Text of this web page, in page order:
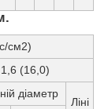
см2)
1,6 (16,0)
діаметр
Ліні